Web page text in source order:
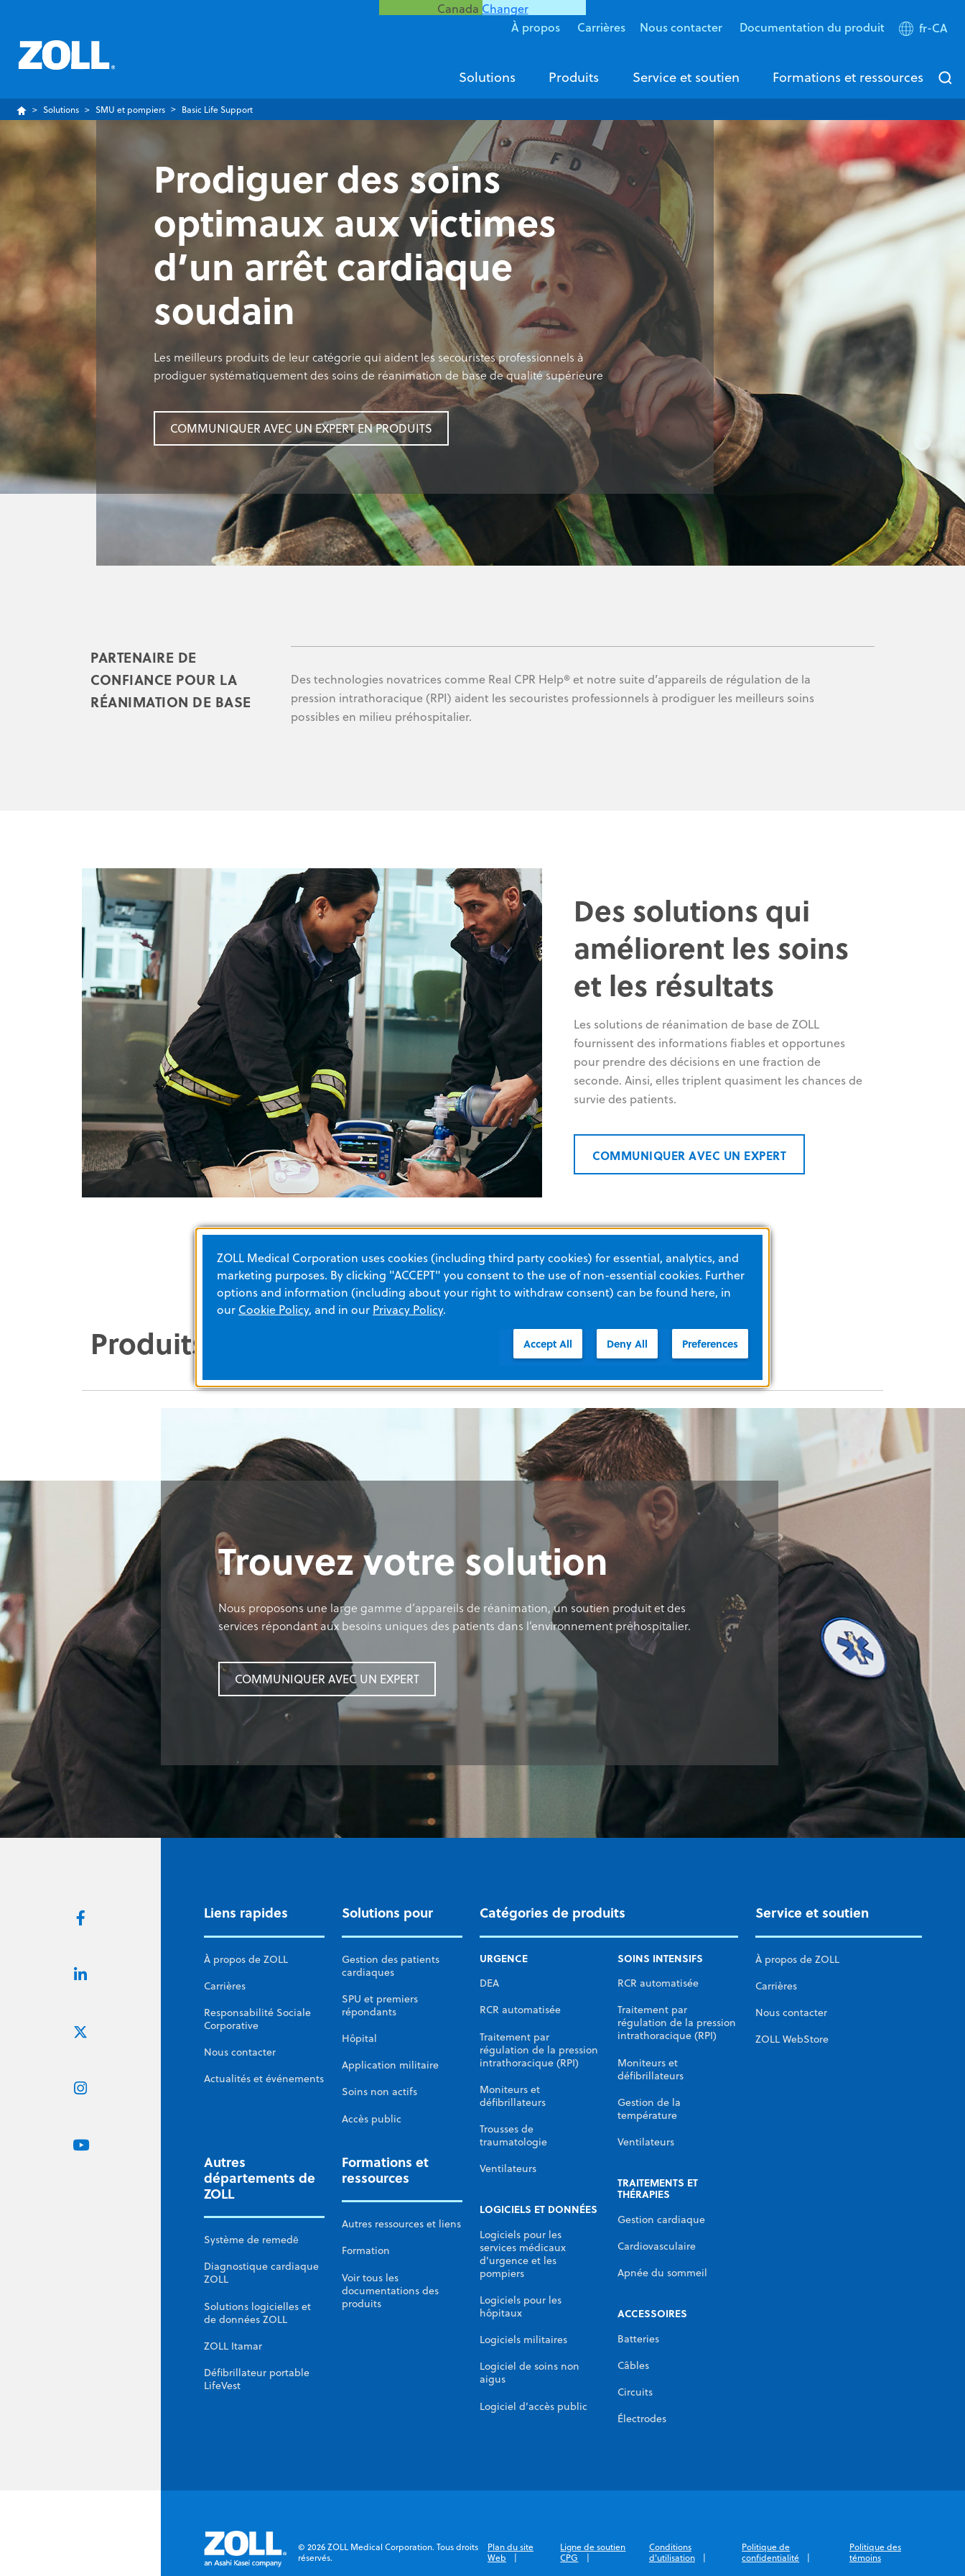
Canada Changer
À propos Carrières Nous contacter Documentation du produit fr-CA
Solutions Produits Service et soutien Formations et ressources
Solutions SMU et pompiers Basic Life Support
Prodiguer des soins
optimaux aux victimes
d’un arrêt cardiaque
soudain
Les meilleurs produits de leur catégorie qui aident les secouristes professionnels à
prodiguer systématiquement des soins de réanimation de base de qualité supérieure
COMMUNIQUER AVEC UN EXPERT EN PRODUITS
PARTENAIRE DE
CONFIANCE POUR LA
RÉANIMATION DE BASE
Des technologies novatrices comme Real CPR Help® et notre suite d’appareils de régulation de la
pression intrathoracique (RPI) aident les secouristes professionnels à prodiguer les meilleurs soins
possibles en milieu préhospitalier.
Des solutions qui
améliorent les soins
et les résultats
Les solutions de réanimation de base de ZOLL
fournissent des informations fiables et opportunes
pour prendre des décisions en une fraction de
seconde. Ainsi, elles triplent quasiment les chances de
survie des patients.
COMMUNIQUER AVEC UN EXPERT
Produits vedettes
Trouvez votre solution
Nous proposons une large gamme d’appareils de réanimation, un soutien produit et des
services répondant aux besoins uniques des patients dans l’environnement préhospitalier.
COMMUNIQUER AVEC UN EXPERT
Liens rapides
À propos de ZOLL
Carrières
Responsabilité Sociale
Corporative
Nous contacter
Actualités et événements
Solutions pour
Gestion des patients
cardiaques
SPU et premiers
répondants
Hôpital
Application militaire
Soins non actifs
Accès public
Autres
départements de
ZOLL
Système de remedē
Diagnostique cardiaque
ZOLL
Solutions logicielles et
de données ZOLL
ZOLL Itamar
Défibrillateur portable
LifeVest
Formations et
ressources
Autres ressources et liens
Formation
Voir tous les
documentations des
produits
Catégories de produits
URGENCE
DEA
RCR automatisée
Traitement par
régulation de la pression
intrathoracique (RPI)
Moniteurs et
défibrillateurs
Trousses de
traumatologie
Ventilateurs
SOINS INTENSIFS
RCR automatisée
Traitement par
régulation de la pression
intrathoracique (RPI)
Moniteurs et
défibrillateurs
Gestion de la
température
Ventilateurs
TRAITEMENTS ET
THÉRAPIES
Gestion cardiaque
Cardiovasculaire
Apnée du sommeil
LOGICIELS ET DONNÉES
Logiciels pour les
services médicaux
d'urgence et les
pompiers
Logiciels pour les
hôpitaux
Logiciels militaires
Logiciel de soins non
aigus
Logiciel d’accès public
ACCESSOIRES
Batteries
Câbles
Circuits
Électrodes
Service et soutien
À propos de ZOLL
Carrières
Nous contacter
ZOLL WebStore
© 2026 ZOLL Medical Corporation. Tous droits
réservés.
Plan du site
Web
Ligne de soutien
CPG
Conditions
d'utilisation
Politique de
confidentialité
Politique des
témoins
ZOLL Medical Corporation uses cookies (including third party cookies) for essential, analytics, and
marketing purposes. By clicking "ACCEPT" you consent to the use of non-essential cookies. Further
options and information (including about your right to withdraw consent) can be found here, in
our Cookie Policy, and in our Privacy Policy.
Accept All Deny All Preferences